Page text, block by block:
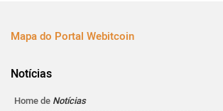
Mapa do Portal Webitcoin
Notícias
Home de Notícias